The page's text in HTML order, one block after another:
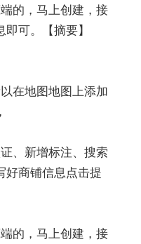
的，马上创建，接
可。【摘要】
在地图地图上添加
、新增标注、搜索
好商铺信息点击提
的，马上创建，接